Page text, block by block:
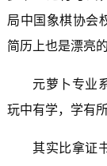
局中国象棋协会
简历上也是漂亮的
元萝卜专业
玩中有学，学有
其实比拿证